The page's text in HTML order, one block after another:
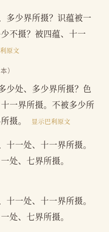
多少界所摄？识蕴被一
不摄？被四蕴、十一
原文
）
少处、多少界所摄？色
一界所摄。不被多少所
摄。
显示巴利原文
一处、十一界所摄。
处、七界所摄。
一处、十一界所摄。
处、七界所摄。